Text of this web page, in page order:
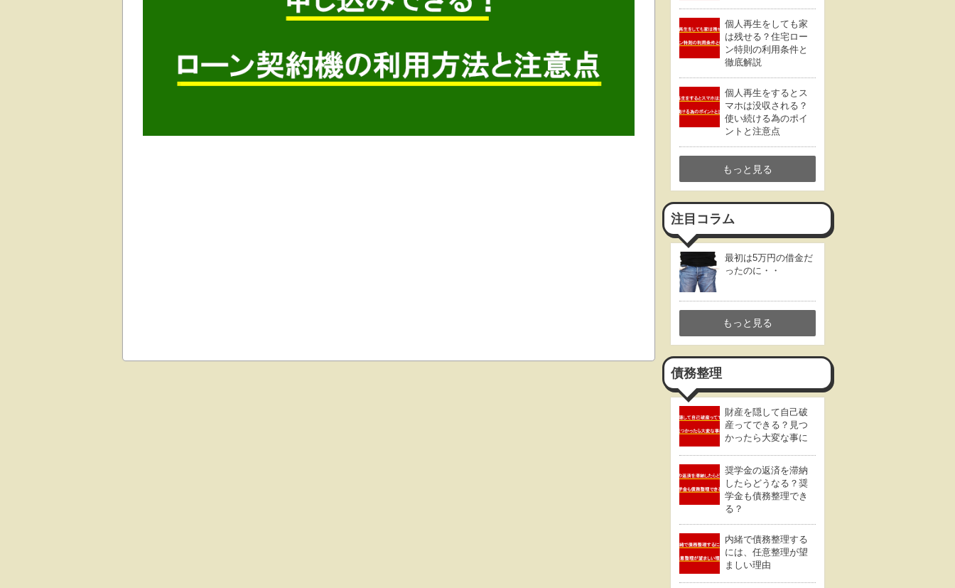
個人再生をしても家
は残せる？住宅ロー
ン特則の利用条件と
徹底解説
個人再生をするとス
マホは没収される？
使い続ける為のポイ
ントと注意点
もっと見る
注目コラム
最初は5万円の借金だ
ったのに・・
もっと見る
債務整理
財産を隠して自己破
産ってできる？見つ
かったら大変な事に
奨学金の返済を滞納
したらどうなる？奨
学金も債務整理でき
る？
内緒で債務整理する
には、任意整理が望
ましい理由